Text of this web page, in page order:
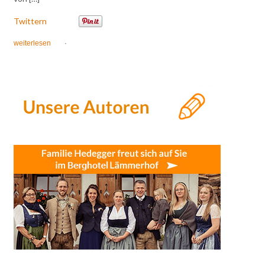
Twittern
weiterlesen ·